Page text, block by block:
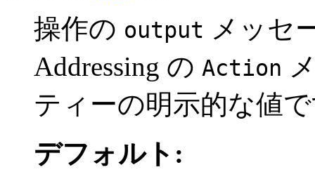
操作の output メッセ
Addressing の Action
ティーの明示的な値
デフォルト: